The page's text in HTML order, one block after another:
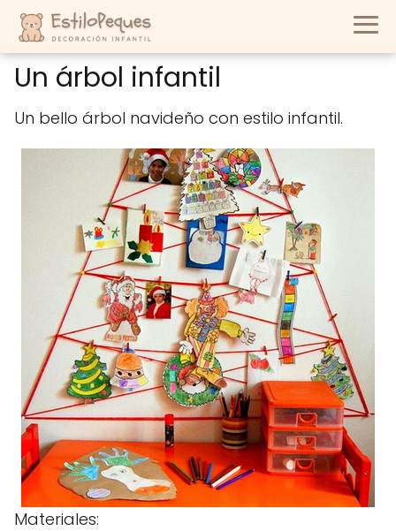
Un árbol infantil
Un bello árbol navideño con estilo infantil.
Materiales: